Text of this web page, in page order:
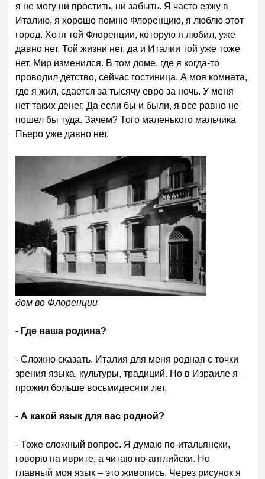
я не могу ни простить, ни забыть. Я часто езжу в
Италию, я хорошо помню Флоренцию, я люблю этот
город. Хотя той Флоренции, которую я любил, уже
давно нет. Той жизни нет, да и Италии той уже тоже
нет. Мир изменился. В том доме, где я когда-то
проводил детство, сейчас гостиница. А моя комната,
где я жил, сдается за тысячу евро за ночь. У меня
нет таких денег. Да если бы и были, я все равно не
пошел бы туда. Зачем? Того маленького мальчика
Пьеро уже давно нет.
дом во Флоренции
- Где ваша родина?
- Сложно сказать. Италия для меня родная с точки
зрения языка, культуры, традиций. Но в Израиле я
прожил больше восьмидесяти лет.
- А какой язык для вас родной?
- Тоже сложный вопрос. Я думаю по-итальянски,
говорю на иврите, а читаю по-английски. Но
главный моя язык – это живопись. Через рисунок я